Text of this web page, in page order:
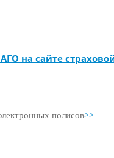
на сайте
полисов>>